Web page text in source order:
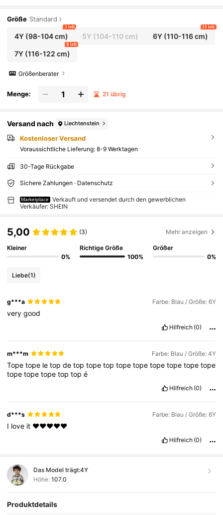
Größe Standard
4Y(98-104 cm)
3 left
5Y (104-110 cm) 6Y(110-116 cm)
10 left
7Y(116-122 cm)
8 left
Größenberater
Menge: 21 übrig
Versand nach Liechtenstein
Kostenloser Versand
Voraussichtliche Lieferung: 8-9 Werktagen
30-Tage Rückgabe
Sichere Zahlungen · Datenschutz
Marketplace
Verkauft und versendet durch den gewerblichen
Verkäufer: SHEIN
5,00 (3) Mehr anzeigen
Kleiner
0%
Richtige Größe
100%
Größer
0%
Liebe(1)
g***a Farbe: Blau / Größe: 6Y
verygood
Hilfreich (0)
m***m Farbe: Blau / Größe: 4Y
Topetope letopdetoptopetoptopetopetopetopetopetope
topetopetopetoptopé
Hilfreich (0)
d***s Farbe: Blau / Größe: 6Y
I love it ❤️❤️❤️❤️❤️
Hilfreich (0)
Das Model trägt:4Y
Höhe: 107.0
Produktdetails